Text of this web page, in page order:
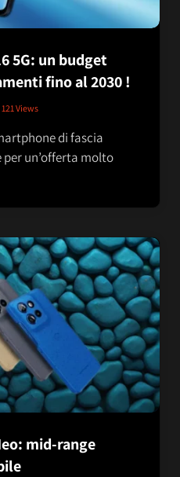
5G: un budget
fino al 2030 !
121 Views
di fascia
per un’offerta molto
mid-range